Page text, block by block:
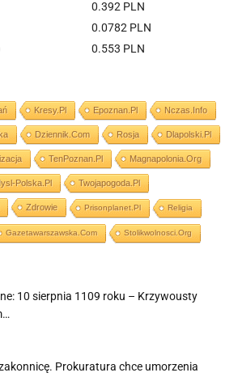
0.392 PLN
0.0782 PLN
0.553 PLN
Kresy.pl Epoznan.pl Nczas.info
Dziennik.com Rosja Dlapolski.pl
TenPoznan.pl Magnapolonia.org
Polska.pl Twojapogoda.pl
Zdrowie Prisonplanet.pl Religia
Gazetawarszawska.com Stolikwolnosci.org
10 sierpnia 1109 roku – Krzywousty
Prokuratura chce umorzenia